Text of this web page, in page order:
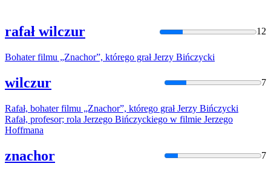
rafał wilczur 12
Bohater filmu „Znachor”, którego grał Jerzy Bińczycki
wilczur 7
Rafał, bohater filmu „Znachor”, którego grał Jerzy Bińczycki
Rafał, profesor; rola Jerzego Bińczyckiego w filmie Jerzego
Hoffmana
znachor 7